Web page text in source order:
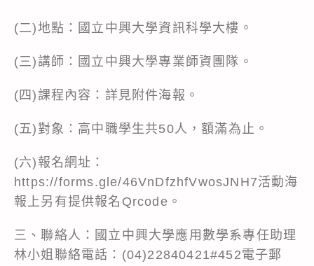
(二)地點：國立中興大學資訊科學大樓。
(三)講師：國立中興大學專業師資團隊。
(四)課程內容：詳見附件海報。
(五)對象：高中職學生共50人，額滿為止。
(六)報名網址：
https://forms.gle/46VnDfzhfVwosJNH7活動海
報上另有提供報名Qrcode。
三、聯絡人：國立中興大學應用數學系專任助理
林小姐聯絡電話：(04)22840421#452電子郵